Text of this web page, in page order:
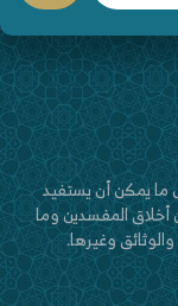
يمكن أن يستفيد
المفسدين وما
وغيرها.